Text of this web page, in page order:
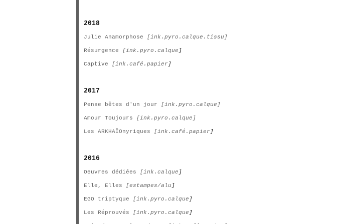
2018
Julie Anamorphose [ink.pyro.calque.tissu]
Résurgence [ink.pyro.calque ]
Captive [ink.café.papier ]
2017
Pense bêtes d'un jour [ink.pyro.calque]
Amour Toujours [ink.pyro.calque]
Les ARKHAÎOnyriques [ink.café.papier ]
2016
Oeuvres dédiées [ink.calque ]
Elle, Elles [estampes/alu ]
EGO triptyque [ink.pyro.calque ]
Les Réprouvés [ink.pyro.calque ]